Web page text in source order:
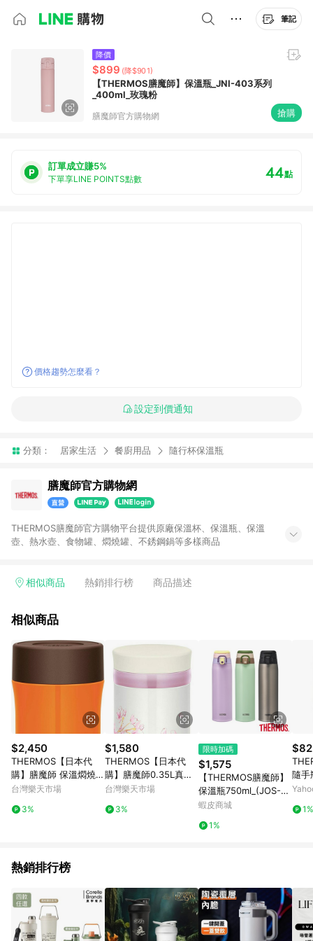
筆記
降價
$899 (降$901)
【THERMOS膳魔師】保溫瓶_JNI-403系列
_400ml_玫瑰粉
膳魔師官方購物網 搶購
訂單成立賺5%
下單享LINE POINTS點數 44點
價格趨勢怎麼看？
設定到價通知
分類： 居家生活 餐廚用品 隨行杯保溫瓶
膳魔師官方購物網
THERMOS膳魔師官方購物平台提供原廠保溫杯、保溫瓶、保溫
壺、熱水壺、食物罐、燜燒罐、不銹鋼鍋等多樣商品
相似商品 熱銷排行榜 商品描述
相似商品
$2,450
THERMOS【日本代
購】膳魔師 保溫燜燒杯
台灣樂天市場
3%
$1,580
THERMOS【日本代
購】膳魔師0.35L真空
隔熱水壺 日本製JNY-3
台灣樂天市場
3%
限時加碼
$1,575
【THERMOS膳魔師】
保溫瓶750ml_(JOS-75
1系列)
蝦皮商城
1%
隨手
00)
1%
熱銷排行榜